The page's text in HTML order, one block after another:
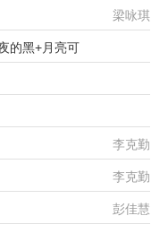
梁咏琪
的黑+月亮可
李克勤、谭咏麟
李克勤
李克勤
彭佳慧